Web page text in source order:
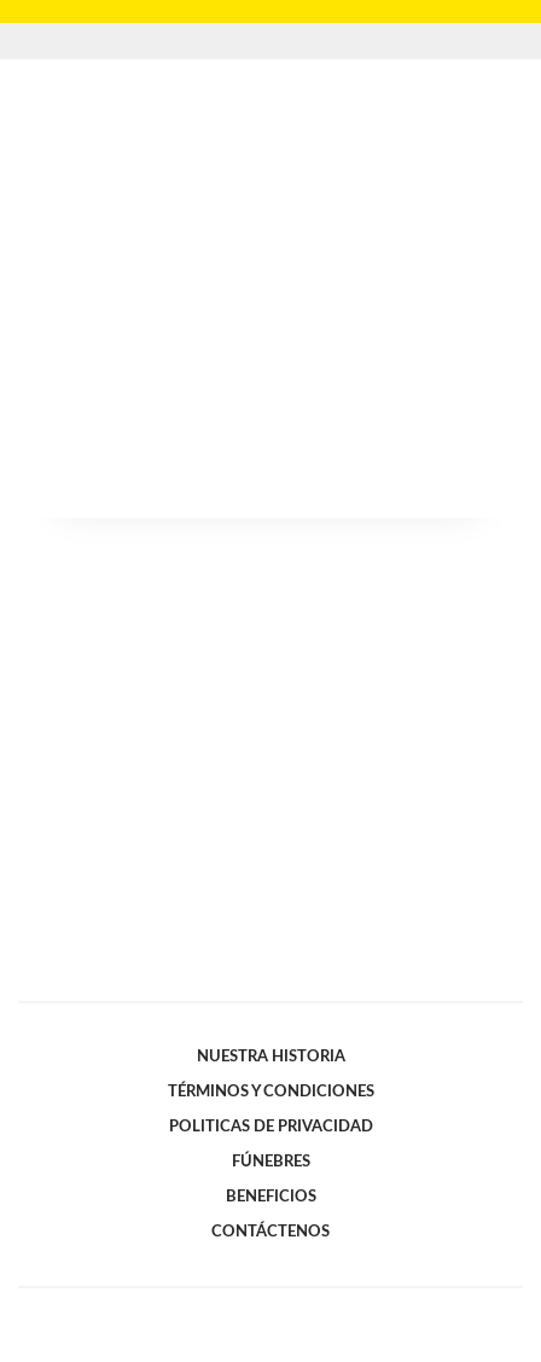
NUESTRA HISTORIA
TÉRMINOS Y CONDICIONES
POLITICAS DE PRIVACIDAD
FÚNEBRES
BENEFICIOS
CONTÁCTENOS